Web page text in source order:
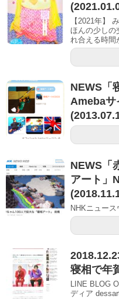
【2021年】
ほんの少しの
れ合える時間
NEWS「
Amebaサ
NEWS「
アート」
NHKニュー
寝相で年
LINE BLOG
ディア